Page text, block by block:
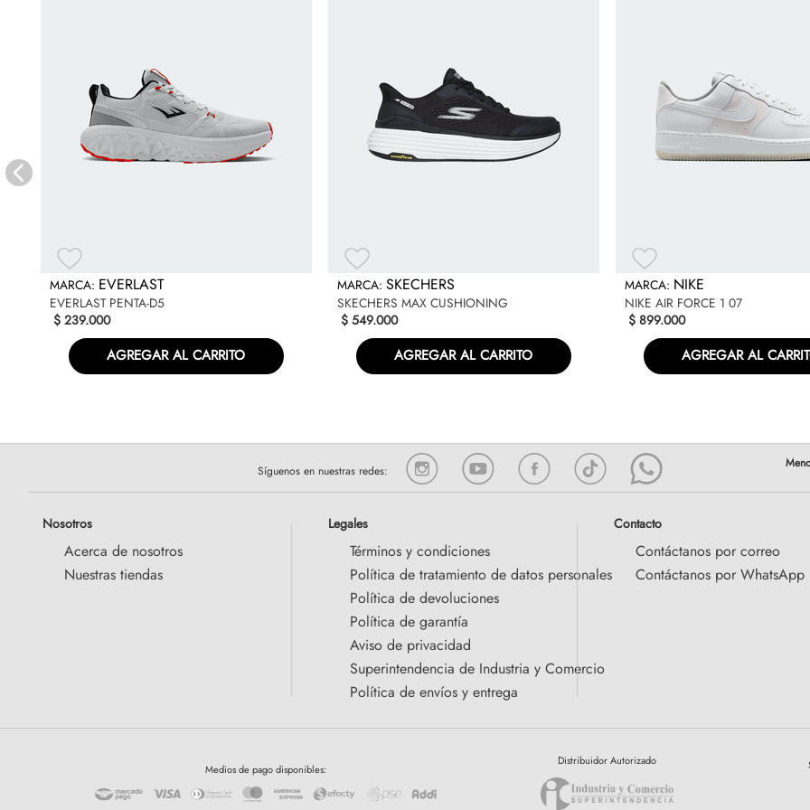
el resto de la suela es
Especificaciones
EVERLAST
EVERLAST PENTA-D5
$ 239.000
AGREGAR AL CARRITO
SKECHERS
SKECHERS MAX CUSHIONING
$ 549.000
AGREGAR AL CARRITO
NIKE
NIKE AIR FORCE 1 07
$ 899.000
AGREGAR AL
Síguenos en nuestras redes:
Nosotros
Acerca de nosotros
Nuestras tiendas
Legales
Términos y condiciones
Política de tratamiento de datos personales
Política de devoluciones
Política de garantía
Aviso de privacidad
Superintendencia de Industria y Comercio
Política de envíos y entrega
Contacto
Contáctanos por correo
Contáctanos por WhatsApp
Medios de pago disponibles:
Distribuidor Autorizado